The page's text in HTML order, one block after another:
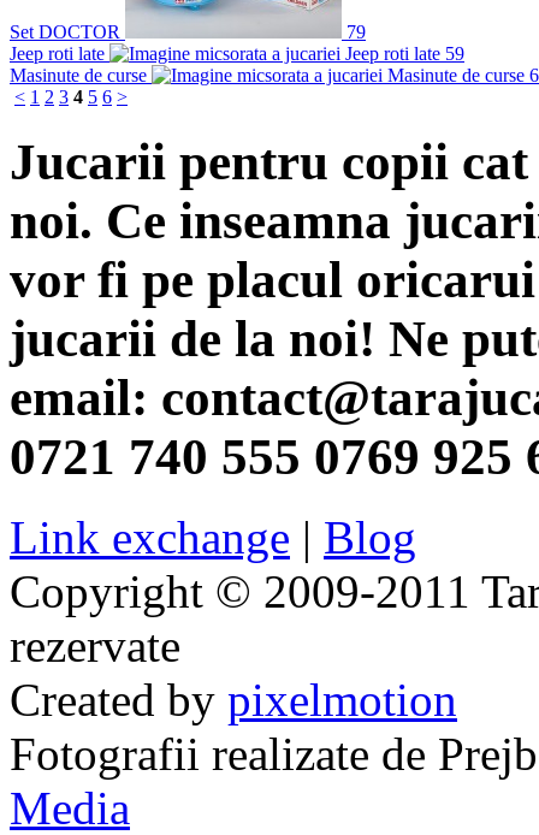
Set DOCTOR
79
Jeep roti late
59
Masinute de curse
< 1 2 3 4 5 6 >
Jucarii pentru copii
noi. Ce inseamna
vor fi pe placul
jucarii de la noi! Ne
email:
0721 740 555 0769 925
Link exchange | Blog
Copyright © 2009-2011
rezervate
Created by pixelmotion
Fotografii realizate de
Media